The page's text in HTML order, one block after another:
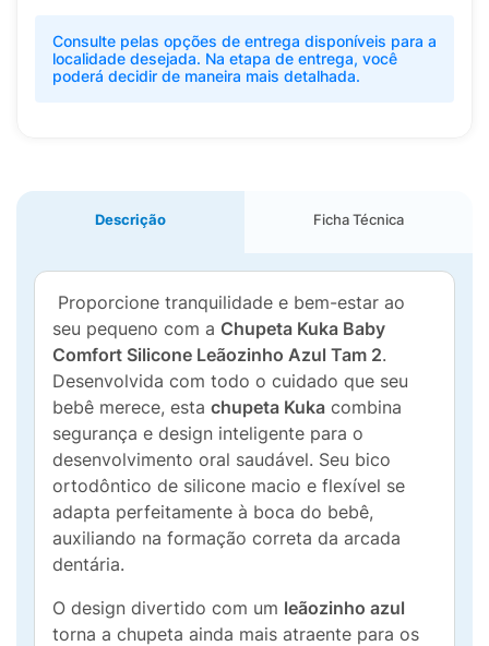
Consulte pelas opções de entrega disponíveis para a
localidade desejada. Na etapa de entrega, você
poderá decidir de maneira mais detalhada.
Descrição Ficha Técnica
Proporcione tranquilidade e bem-estar ao
seu pequeno com a Chupeta Kuka Baby
Comfort Silicone Leãozinho Azul Tam 2.
Desenvolvida com todo o cuidado que seu
bebê merece, esta chupeta Kuka combina
segurança e design inteligente para o
desenvolvimento oral saudável. Seu bico
ortodôntico de silicone macio e flexível se
adapta perfeitamente à boca do bebê,
auxiliando na formação correta da arcada
dentária.
O design divertido com um leãozinho azul
torna a chupeta ainda mais atraente para os